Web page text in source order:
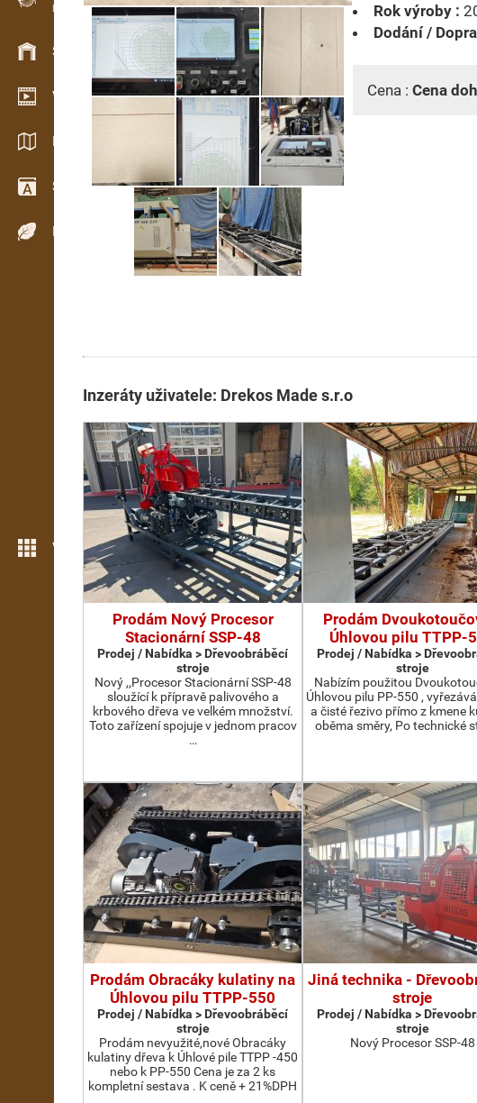
Evidence dřeva v terénu
Skladové hospodářství
Video showroom
Katalogy / Brožury
Slovník
Dřeviny
Více možností
Rok výroby :
Dodání /
Cena : Cena
Inzeráty uživatele: Drekos Made s.r.o
Prodám Nový Procesor
Stacionární SSP-48
Prodej / Nabídka > Dřevoobráběcí
stroje
Nový ,,Procesor Stacionární SSP-48
sloužící k přípravě palivového a
krbového dřeva ve velkém množství.
Toto zařízení spojuje v jednom pracov
…
Prodám
Úhlovou pilu TTPP-
Prodej / Nabídka >
stroje
Nabízím použitou
Úhlovou pilu PP-550 ,
a čisté řezivo přímo z kmene
oběma směry, Po technické
Prodám Obracáky kulatiny na
Úhlovou pilu TTPP-550
Prodej / Nabídka > Dřevoobráběcí
stroje
Prodám nevyužité,nové Obracáky
kulatiny dřeva k Úhlové pile TTPP -450
nebo k PP-550 Cena je za 2 ks
kompletní sestava . K ceně + 21%DPH
Jiná technika -
stroje
Prodej / Nabídka >
stroje
Nový Procesor SSP-48